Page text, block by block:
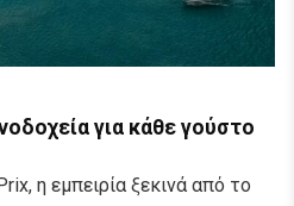
για κάθε γούστο
η εμπειρία ξεκινά από το